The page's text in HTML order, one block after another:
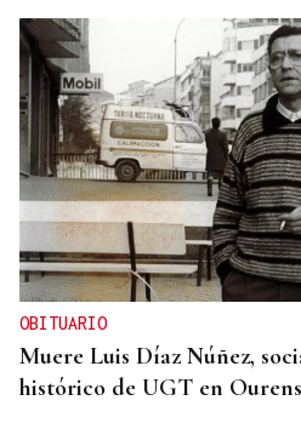
OBITUARIO
Muere Luis Díaz Núñez,
histórico de UGT en